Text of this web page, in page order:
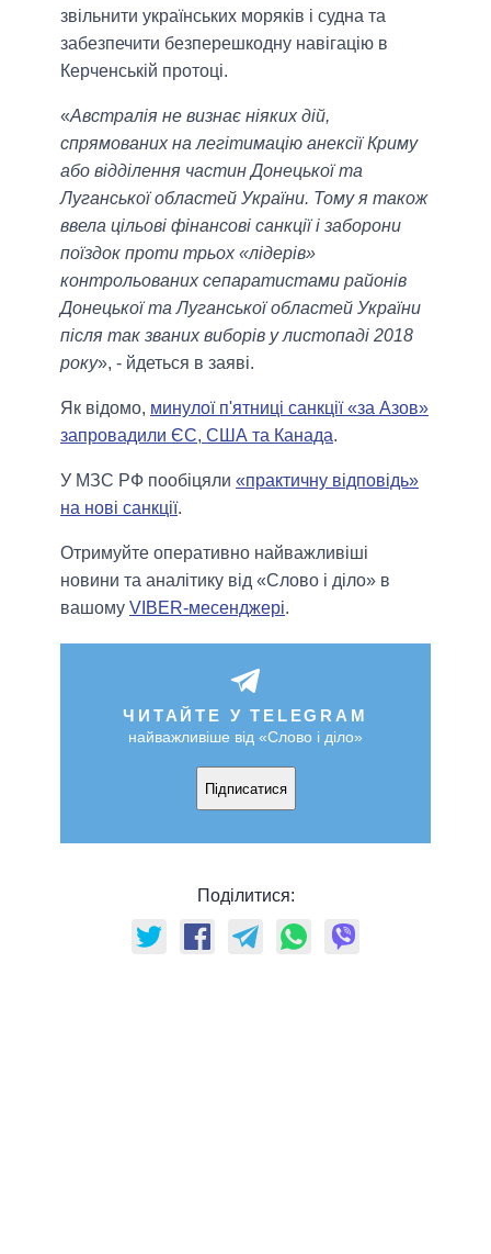
звільнити українських моряків і судна та
забезпечити безперешкодну навігацію в
Керченській протоці.
«Австралія не визнає ніяких дій,
спрямованих на легітимацію анексії Криму
або відділення частин Донецької та
Луганської областей України. Тому я також
ввела цільові фінансові санкції і заборони
поїздок проти трьох «лідерів»
контрольованих сепаратистами районів
Донецької та Луганської областей України
після так званих виборів у листопаді 2018
року», - йдеться в заяві.
Як відомо, минулої п'ятниці санкції «за Азов»
запровадили ЄС, США та Канада.
У МЗС РФ пообіцяли «практичну відповідь»
на нові санкції.
Отримуйте оперативно найважливіші
новини та аналітику від «Слово і діло» в
вашому VIBER-месенджері.
ЧИТАЙТЕ У TELEGRAM
найважливіше від «Слово і діло»
Підписатися
Поділитися: